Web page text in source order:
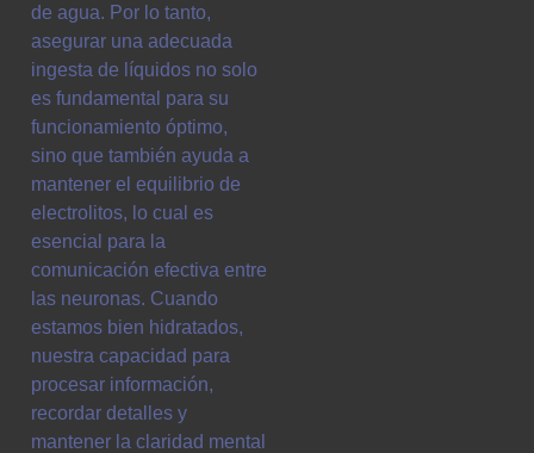
de agua. Por lo tanto,
asegurar una adecuada
ingesta de líquidos no solo
es fundamental para su
funcionamiento óptimo,
sino que también ayuda a
mantener el equilibrio de
electrolitos, lo cual es
esencial para la
comunicación efectiva entre
las neuronas. Cuando
estamos bien hidratados,
nuestra capacidad para
procesar información,
recordar detalles y
mantener la claridad mental